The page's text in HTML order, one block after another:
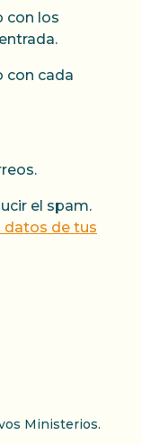
con los
con cada
el spam.
datos de tus
Ministerios.